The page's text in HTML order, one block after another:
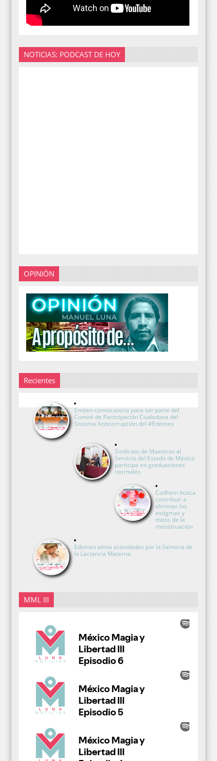
NOTICIAS: PODCAST DE HOY
OPINIÓN
Recientes
Emiten convocatoria para ser parte del
Comité de Participación Ciudadana del
Sistema Anticorrupción del #Edomex
Sindicato de Maestros al
Servicio del Estado de México
participa en graduaciones
normales
Codhem busca
contribuir a
eliminar los
estigmas y
mitos de la
menstruación
Edomex alista actividades por la Semana de
la Lactancia Materna
MML III